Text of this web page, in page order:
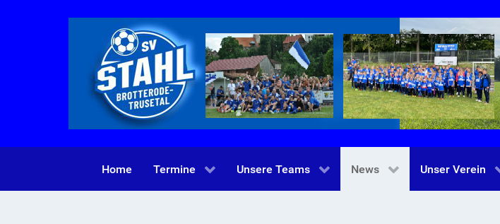
Home Termine Unsere Teams News Unser Verein